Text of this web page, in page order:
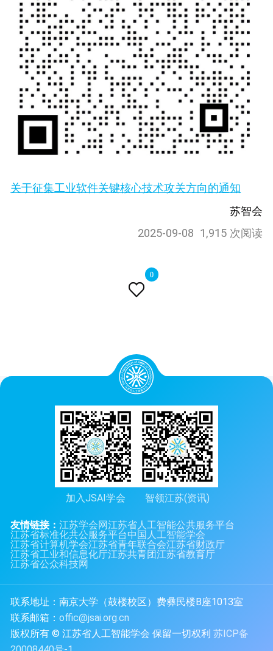

0
关于征集工业软件关键核心技术攻关方向的通知
苏智会
2025-09-08 1,915 次阅读
加入JSAI学会 智领江苏(资讯)
友情链接：江苏学会网江苏省人工智能公共服务平台
江苏省标准化共公服务平台中国人工智能学会
江苏省计算机学会江苏省青年联合会江苏省财政厅
江苏省工业和信息化厅江苏共青团江苏省教育厅
江苏省公众科技网
联系地址：南京大学（鼓楼校区）费彝民楼B座1013室
联系邮箱：offic@jsai.org.cn
版权所有 © 江苏省人工智能学会 保留一切权利苏ICP备